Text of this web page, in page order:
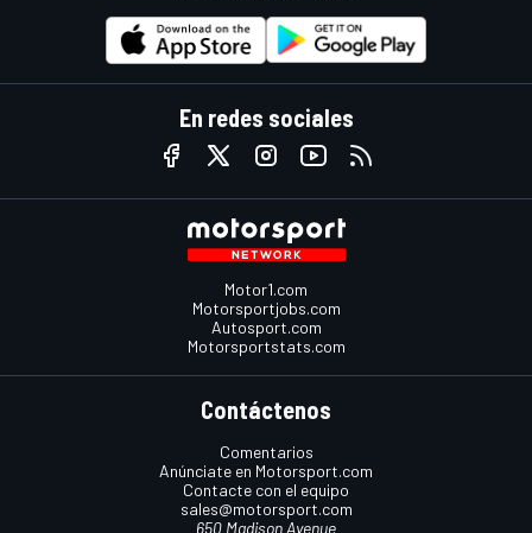
En redes sociales
Motor1.com
Motorsportjobs.com
Autosport.com
Motorsportstats.com
Contáctenos
Comentarios
Anúnciate en Motorsport.com
Contacte con el equipo
sales@motorsport.com
650 Madison Avenue